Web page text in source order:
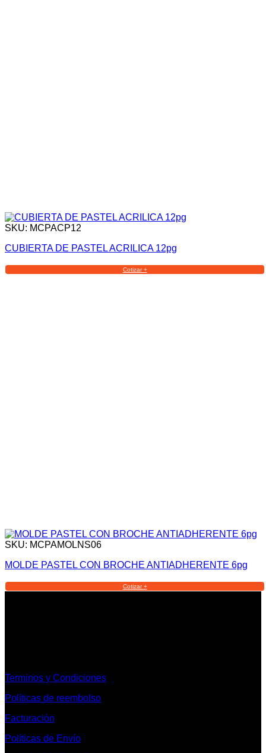
SKU: MCPACP12
CUBIERTA DE PASTEL ACRILICA 12pg
Cotizar +
SKU: MCPAMOLNS06
MOLDE PASTEL CON BROCHE ANTIADHERENTE 6pg
Cotizar +
Terminos y Condiciones
Políticas de reembolso
Facturación
Políticas de Envío